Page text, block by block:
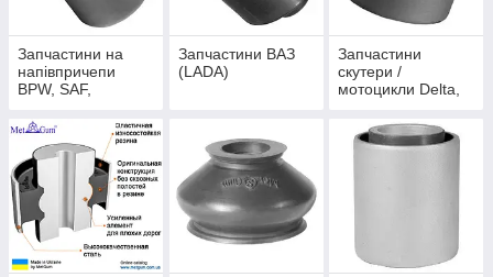
Запчастини на
напівпричепи
BPW, SAF,
Запчастини ВАЗ
(LADA)
Запчастини
скутери /
мотоцикли Delta,
Fada, Geon,
Yamaha, Suzuki